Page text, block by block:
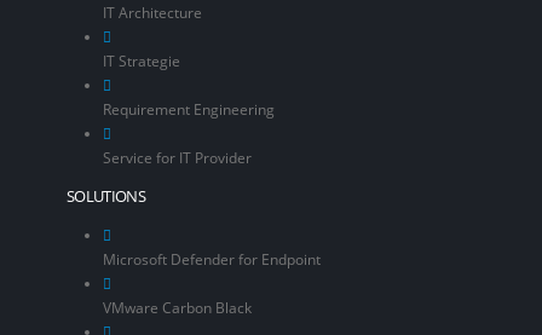
IT Architecture
IT Strategie
Requirement Engineering
Service for IT Provider
SOLUTIONS
Microsoft Defender for Endpoint
VMware Carbon Black